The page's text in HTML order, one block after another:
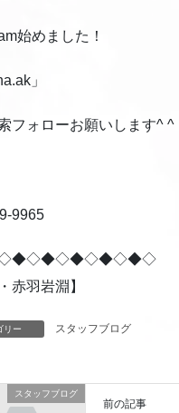
始めました！
」
フォローお願いします^ ^
9965
赤羽岩淵】
リー スタッフブログ
スタッフブログ
前の記事